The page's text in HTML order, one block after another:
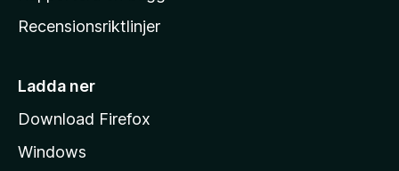
m
i
a
Recensionsriktlinjer
Ladda ner
Download Firefox
Windows